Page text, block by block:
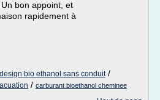
bon appoint, et
rapidement à
bio ethanol sans conduit/
/ carburant bioethanol cheminee